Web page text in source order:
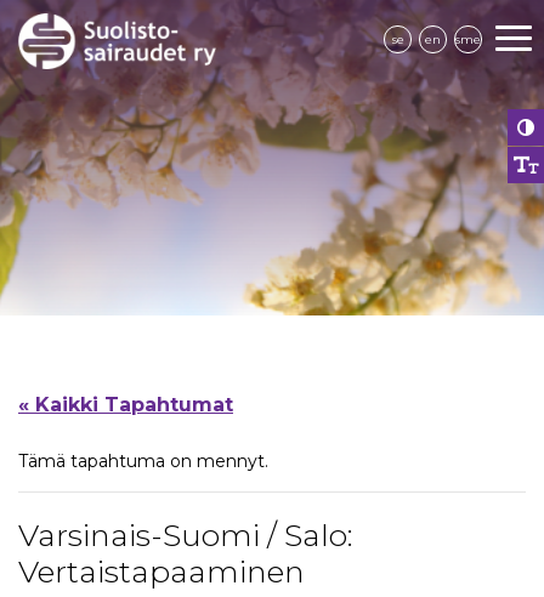
se en sme
« Kaikki Tapahtumat
Tämä tapahtuma on mennyt.
Varsinais-Suomi / Salo:
Vertaistapaaminen